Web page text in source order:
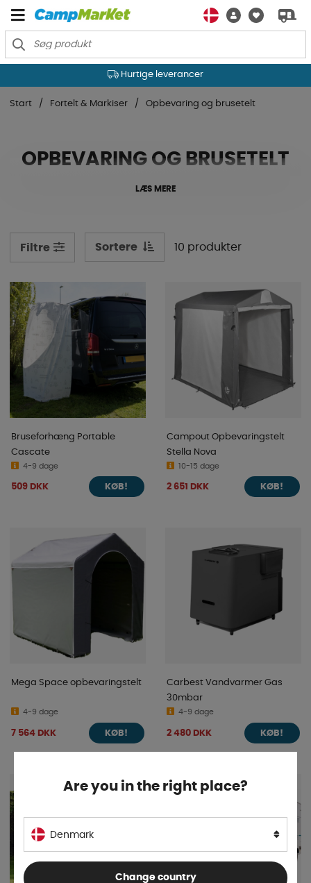
Hurtige leverancer
Start Fortelt & Markiser Opbevaring og brusetelt
OPBEVARING OG BRUSETELT
LÆS MERE
Filtre Sortere 10 produkter
Bruseforhæng Portable
Cascate
4-9 dage
509 DKK KØB!
Campout Opbevaringstelt
Stella Nova
10-15 dage
2 651 DKK KØB!
Mega Space opbevaringstelt
4-9 dage
7 564 DKK KØB!
Carbest Vandvarmer Gas
30mbar
4-9 dage
2 480 DKK KØB!
Are you in the right place?
Denmark
Change country